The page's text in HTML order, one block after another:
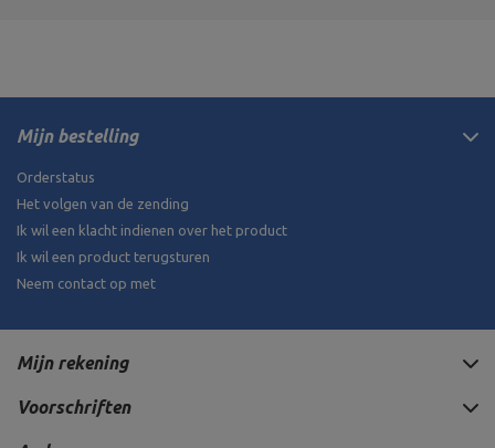
Mijn bestelling
Orderstatus
Het volgen van de zending
Ik wil een klacht indienen over het product
Ik wil een product terugsturen
Neem contact op met
Mijn rekening
Voorschriften